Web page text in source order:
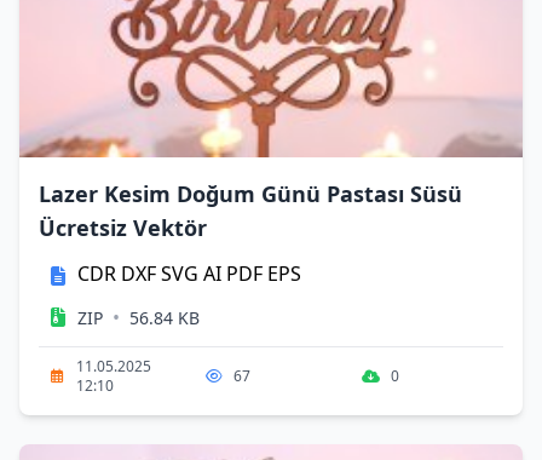
Lazer Kesim Doğum Günü Pastası Süsü
Ücretsiz Vektör
CDR DXFSVG AI PDF EPS
ZIP • 56.84 KB
11.05.2025
12:10
67 0